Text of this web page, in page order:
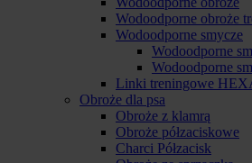
Wodoodporne obroże
Wodoodporne smycze
Wodoodporne
Wodoodporne
Linki treningowe
Obroże dla psa
Obroże z klamrą
Obroże półzaciskowe
Charci Półzacisk